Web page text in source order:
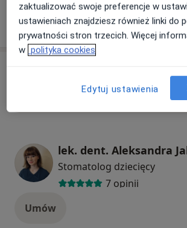
W jaki sposób ustalane są ceny?
Stomatolog dziecięcy
7 opinii
Umów
zaktualizować swoje preferencje w
ustawieniach znajdziesz również linki do
prywatności stron trzecich. Więcej
w polityka cookies
Edytuj ustawienia